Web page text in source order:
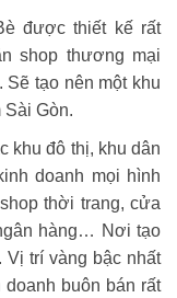
được thiết kế rất
shop thương mại
tạo nên một khu
Sài Gòn.
khu đô thị, khu dân
doanh mọi hình
thời trang, cửa
hàng… Nơi tạo
trí vàng bậc nhất
doanh buôn bán rất